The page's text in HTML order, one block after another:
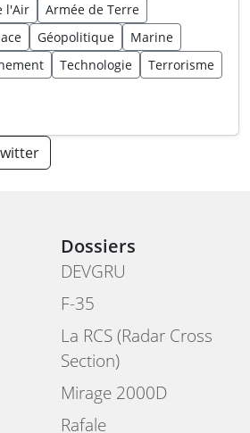
l'Air
Armée de Terre
Géopolitique
Marine
Technologie
Terrorisme
Dossiers
DEVGRU
F-35
La RCS (Radar Cross
Section)
Mirage 2000D
Rafale